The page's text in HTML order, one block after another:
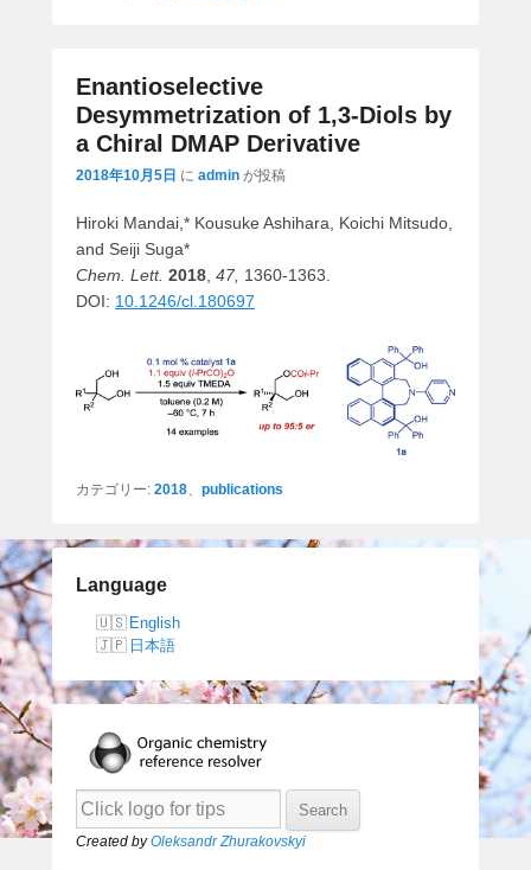
Enantioselective
Desymmetrization of 1,3-Diols by
a Chiral DMAP Derivative
2018年10月5日 に admin が投稿
Hiroki Mandai,* Kousuke Ashihara, Koichi Mitsudo,
and Seiji Suga*
Chem. Lett. 2018 47, 1360-1363.
DOI: 10.1246/cl.180697
カテゴリー: 2018、 publications
Language
English
日本語
Created byOleksandr Zhurakovskyi